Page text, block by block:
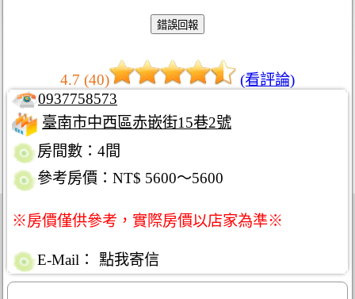
4.7 (40)
(看評論)
0937758573
臺南市中西區赤嵌街15巷2號
房間數：4間
參考房價：NT$ 5600～5600
※房價僅供參考，實際房價以店家為準※
E-Mail： 點我寄信